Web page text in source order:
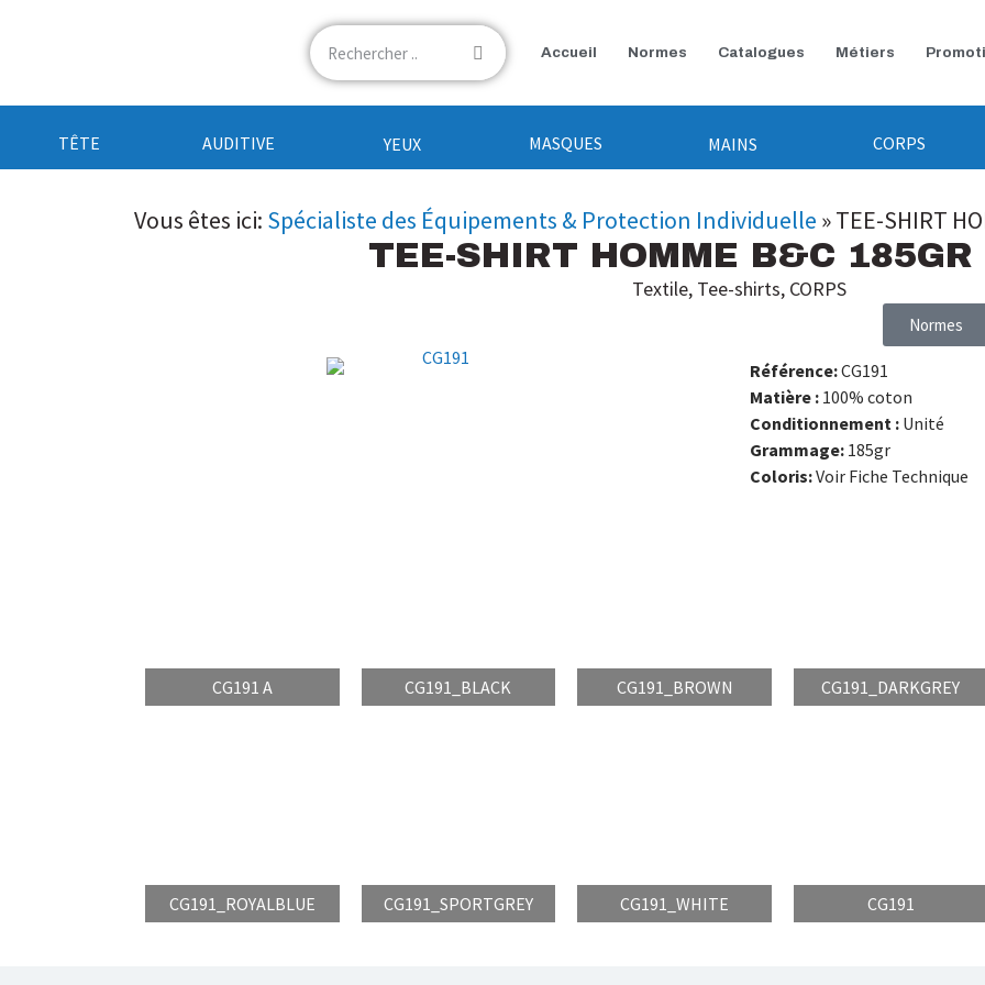
Accueil Normes Catalogues Métiers
TÊTE AUDITIVE YEUX MASQUES MAINS CORPS
Vous êtes ici: Spécialiste des Équipements & Protection Individuelle »TEE-SHIRT
TEE-SHIRT HOMME B&C 185GR
Textile, Tee-shirts, CORPS
Normes
Référence:CG191
Matière : 100% coton
Conditionnement : Unité
Grammage: 185gr
Coloris:Voir Fiche Technique
CG191 A CG191_BLACK CG191_BROWN CG191_DARKGREY
CG191_ROYALBLUE CG191_SPORTGREY CG191_WHITE CG191